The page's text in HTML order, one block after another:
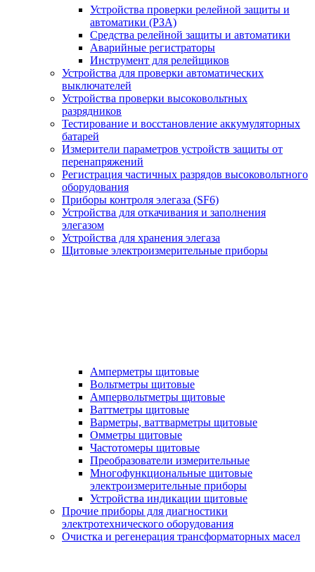
Устройства проверки релейной защиты и
автоматики (РЗА)
Средства релейной защиты и автоматики
Аварийные регистраторы
Инструмент для релейщиков
Устройства для проверки автоматических
выключателей
Устройства проверки высоковольтных
разрядников
Тестирование и восстановление аккумуляторных
батарей
Измерители параметров устройств защиты от
перенапряжений
Регистрация частичных разрядов высоковольтного
оборудования
Приборы контроля элегаза (SF6)
Устройства для откачивания и заполнения
элегазом
Устройства для хранения элегаза
Щитовые электроизмерительные приборы
Амперметры щитовые
Вольтметры щитовые
Ампервольтметры щитовые
Ваттметры щитовые
Варметры, ваттварметры щитовые
Омметры щитовые
Частотомеры щитовые
Преобразователи измерительные
Многофункциональные щитовые
электроизмерительные приборы
Устройства индикации щитовые
Прочие приборы для диагностики
электротехнического оборудования
Очистка и регенерация трансформаторных масел